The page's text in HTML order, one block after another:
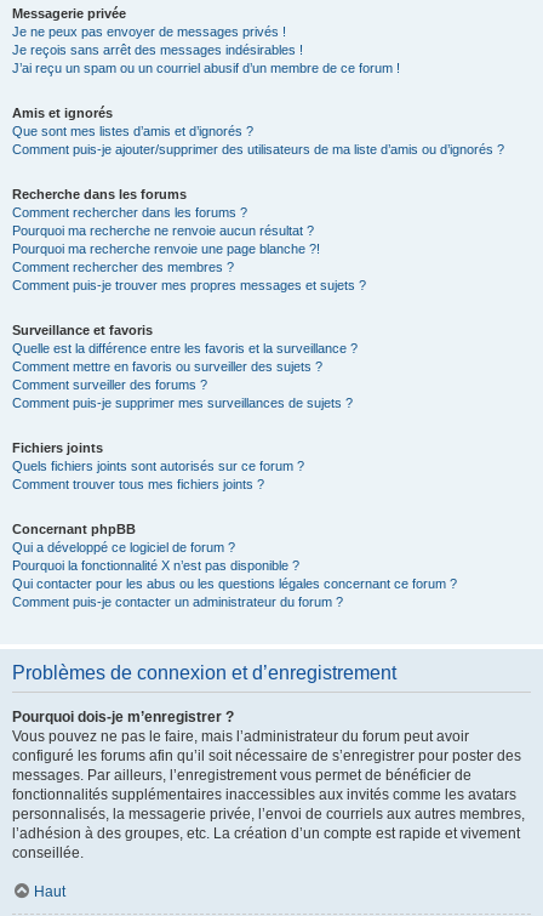
Messagerie privée
Je ne peux pas envoyer de messages privés !
Je reçois sans arrêt des messages indésirables !
J’ai reçu un spam ou un courriel abusif d’un membre de ce forum !
Amis et ignorés
Que sont mes listes d’amis et d’ignorés ?
Comment puis-je ajouter/supprimer des utilisateurs de ma liste d’amis ou d’ignorés ?
Recherche dans les forums
Comment rechercher dans les forums ?
Pourquoi ma recherche ne renvoie aucun résultat ?
Pourquoi ma recherche renvoie une page blanche ?!
Comment rechercher des membres ?
Comment puis-je trouver mes propres messages et sujets ?
Surveillance et favoris
Quelle est la différence entre les favoris et la surveillance ?
Comment mettre en favoris ou surveiller des sujets ?
Comment surveiller des forums ?
Comment puis-je supprimer mes surveillances de sujets ?
Fichiers joints
Quels fichiers joints sont autorisés sur ce forum ?
Comment trouver tous mes fichiers joints ?
Concernant phpBB
Qui a développé ce logiciel de forum ?
Pourquoi la fonctionnalité X n’est pas disponible ?
Qui contacter pour les abus ou les questions légales concernant ce forum ?
Comment puis-je contacter un administrateur du forum ?
Problèmes de connexion et d’enregistrement
Pourquoi dois-je m’enregistrer ?
Vous pouvez ne pas le faire, mais l’administrateur du forum peut avoir
configuré les forums afin qu’il soit nécessaire de s’enregistrer pour poster des
messages. Par ailleurs, l’enregistrement vous permet de bénéficier de
fonctionnalités supplémentaires inaccessibles aux invités comme les avatars
personnalisés, la messagerie privée, l’envoi de courriels aux autres membres,
l’adhésion à des groupes, etc. La création d’un compte est rapide et vivement
conseillée.
Haut